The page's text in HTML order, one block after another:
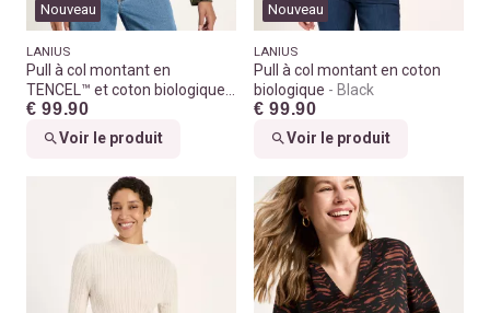
Nouveau
LANIUS
Pull à col montant en
TENCEL™ et coton biologique
Print leo dots turtle
€ 99.90
Voir le produit
Nouveau
LANIUS
Pull à col montant en coton
biologique
Black
€ 99.90
Voir le produit